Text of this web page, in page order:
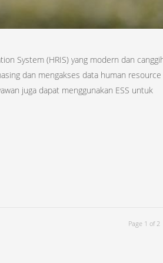
System (HRIS) yang modern dan
dan mengakses data human resource
juga dapat menggunakan ESS untuk
Page 1 of 2